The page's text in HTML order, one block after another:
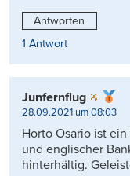
Antworten
1 Antwort
Junfernflug
28.09.2021 um 08:03
Horto Osario ist
und englischer
hinterhältig.